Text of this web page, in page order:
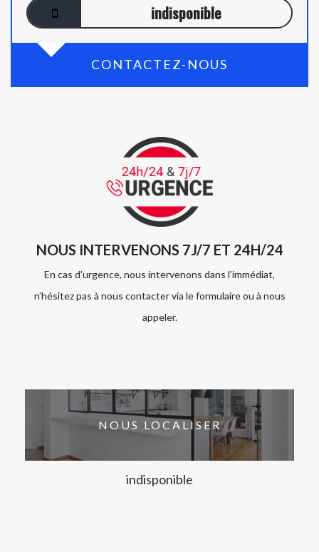
indisponible
CONTACTEZ-NOUS
NOUS INTERVENONS 7J/7 ET 24H/24
En cas d’urgence, nous intervenons dans l’immédiat,
n’hésitez pas à nous contacter via le formulaire ou à nous
appeler.
NOUS LOCALISER
indisponible